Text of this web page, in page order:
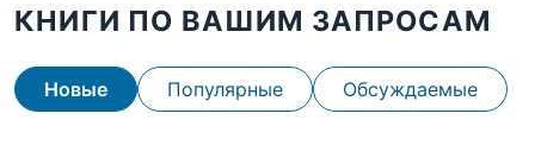
КНИГИ ПО ВАШИМ ЗАПРОСАМ
Новые Популярные Обсуждаемые